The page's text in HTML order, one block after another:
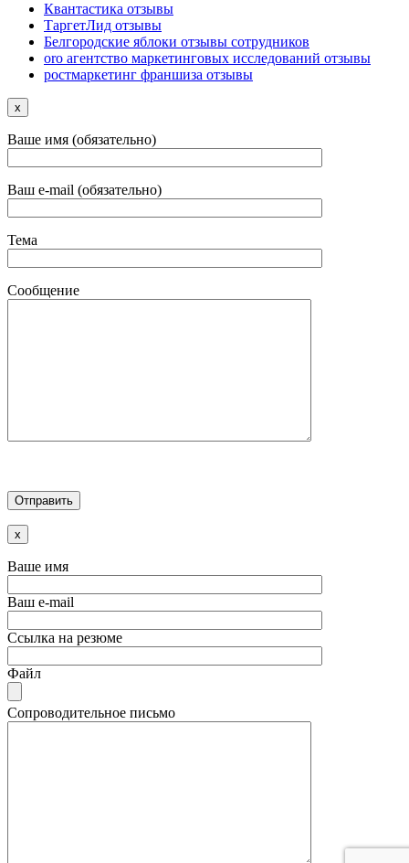
Квантастика отзывы
ТаргетЛид отзывы
Белгородские яблоки отзывы сотрудников
oro агентство маркетинговых исследований отзывы
ростмаркетинг франшиза отзывы
x
Ваше имя (обязательно)
Ваш e-mail (обязательно)
Тема
Сообщение
x
Ваше имя
Ваш e-mail
Ссылка на резюме
Файл
Сопроводительное письмо